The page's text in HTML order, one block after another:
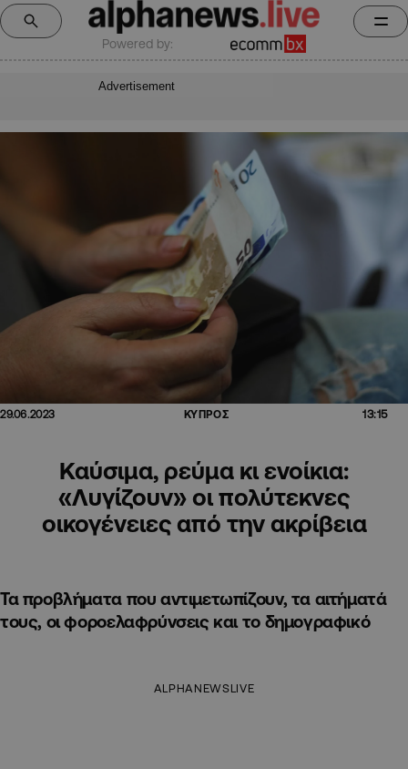
Powered by:
Advertisement
29.06.2023 ΚΥΠΡΟΣ 13:15
Καύσιμα, ρεύμα κι ενοίκια:
«Λυγίζουν» οι πολύτεκνες
οικογένειες από την ακρίβεια
Τα προβλήματα που αντιμετωπίζουν, τα αιτήματά
τους, οι φοροελαφρύνσεις και το δημογραφικό
ALPHANEWSLIVE